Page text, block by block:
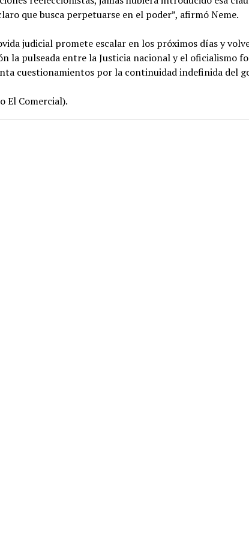
que busca perpetuarse en el poder”, afirmó Neme.
judicial promete escalar en los próximos días y
la pulseada entre la Justicia nacional y el oficialismo
cuestionamientos por la continuidad indefinida del
El Comercial).